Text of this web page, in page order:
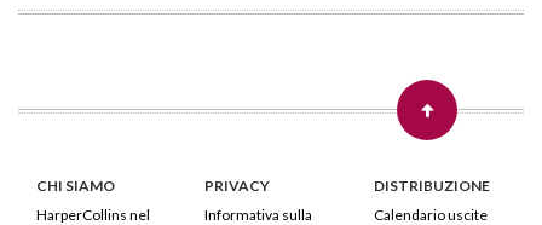
CHI SIAMO
HarperCollins nel
PRIVACY
Informativa sulla
DISTRIBUZIONE
Calendario uscite